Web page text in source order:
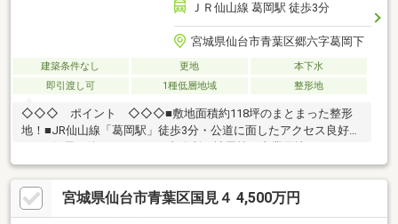
ＪＲ仙山線 葛岡駅 徒歩3分
宮城県仙台市青葉区郷六字葛岡下
建築条件なし 更地
本下水
即引渡し可
1種低層地域 整形地
◇◇◇ ポイント ◇◇◇■敷地面積約118坪のまとまった整形
地！■JR仙山線「葛岡駅」徒歩3分・公道に面したアクセス良好区
オススメ♪■建築条件無しの為、お好みのプランで仕立てられます
♪■下水道引込あり！■上水道も前面道路に本管ありまずはスペー
スや周辺環境をご確認いただき、ご検討いただけますと幸いで
す。各種融資のご相談、ご協力、建築会社のご紹介等も可能でご
宮城県仙台市青葉区国見４ 4,500万円